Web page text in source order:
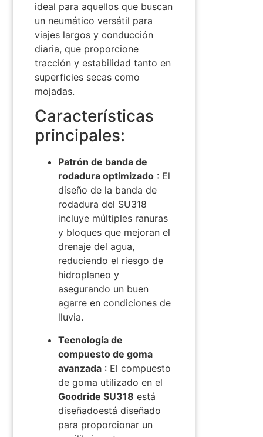
ideal para aquellos que buscan
un neumático versátil para
viajes largos y conducción
diaria, que proporcione
tracción y estabilidad tanto en
superficies secas como
mojadas.
Características
principales:
Patrón de banda de
rodadura optimizado: El
diseño de la banda de
rodadura del SU318
incluye múltiples ranuras
y bloques que mejoran el
drenaje del agua,
reduciendo el riesgo de
hidroplaneo y
asegurando un buen
agarre en condiciones de
lluvia.
Tecnología de
compuesto de goma
avanzada: El compuesto
de goma utilizado en el
Goodride SU318 está
diseñadoestá diseñado
para proporcionar un